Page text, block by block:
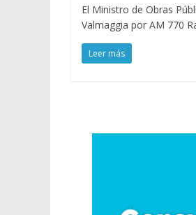
El Ministro de Obras
Valmaggia por AM 770
Leer más